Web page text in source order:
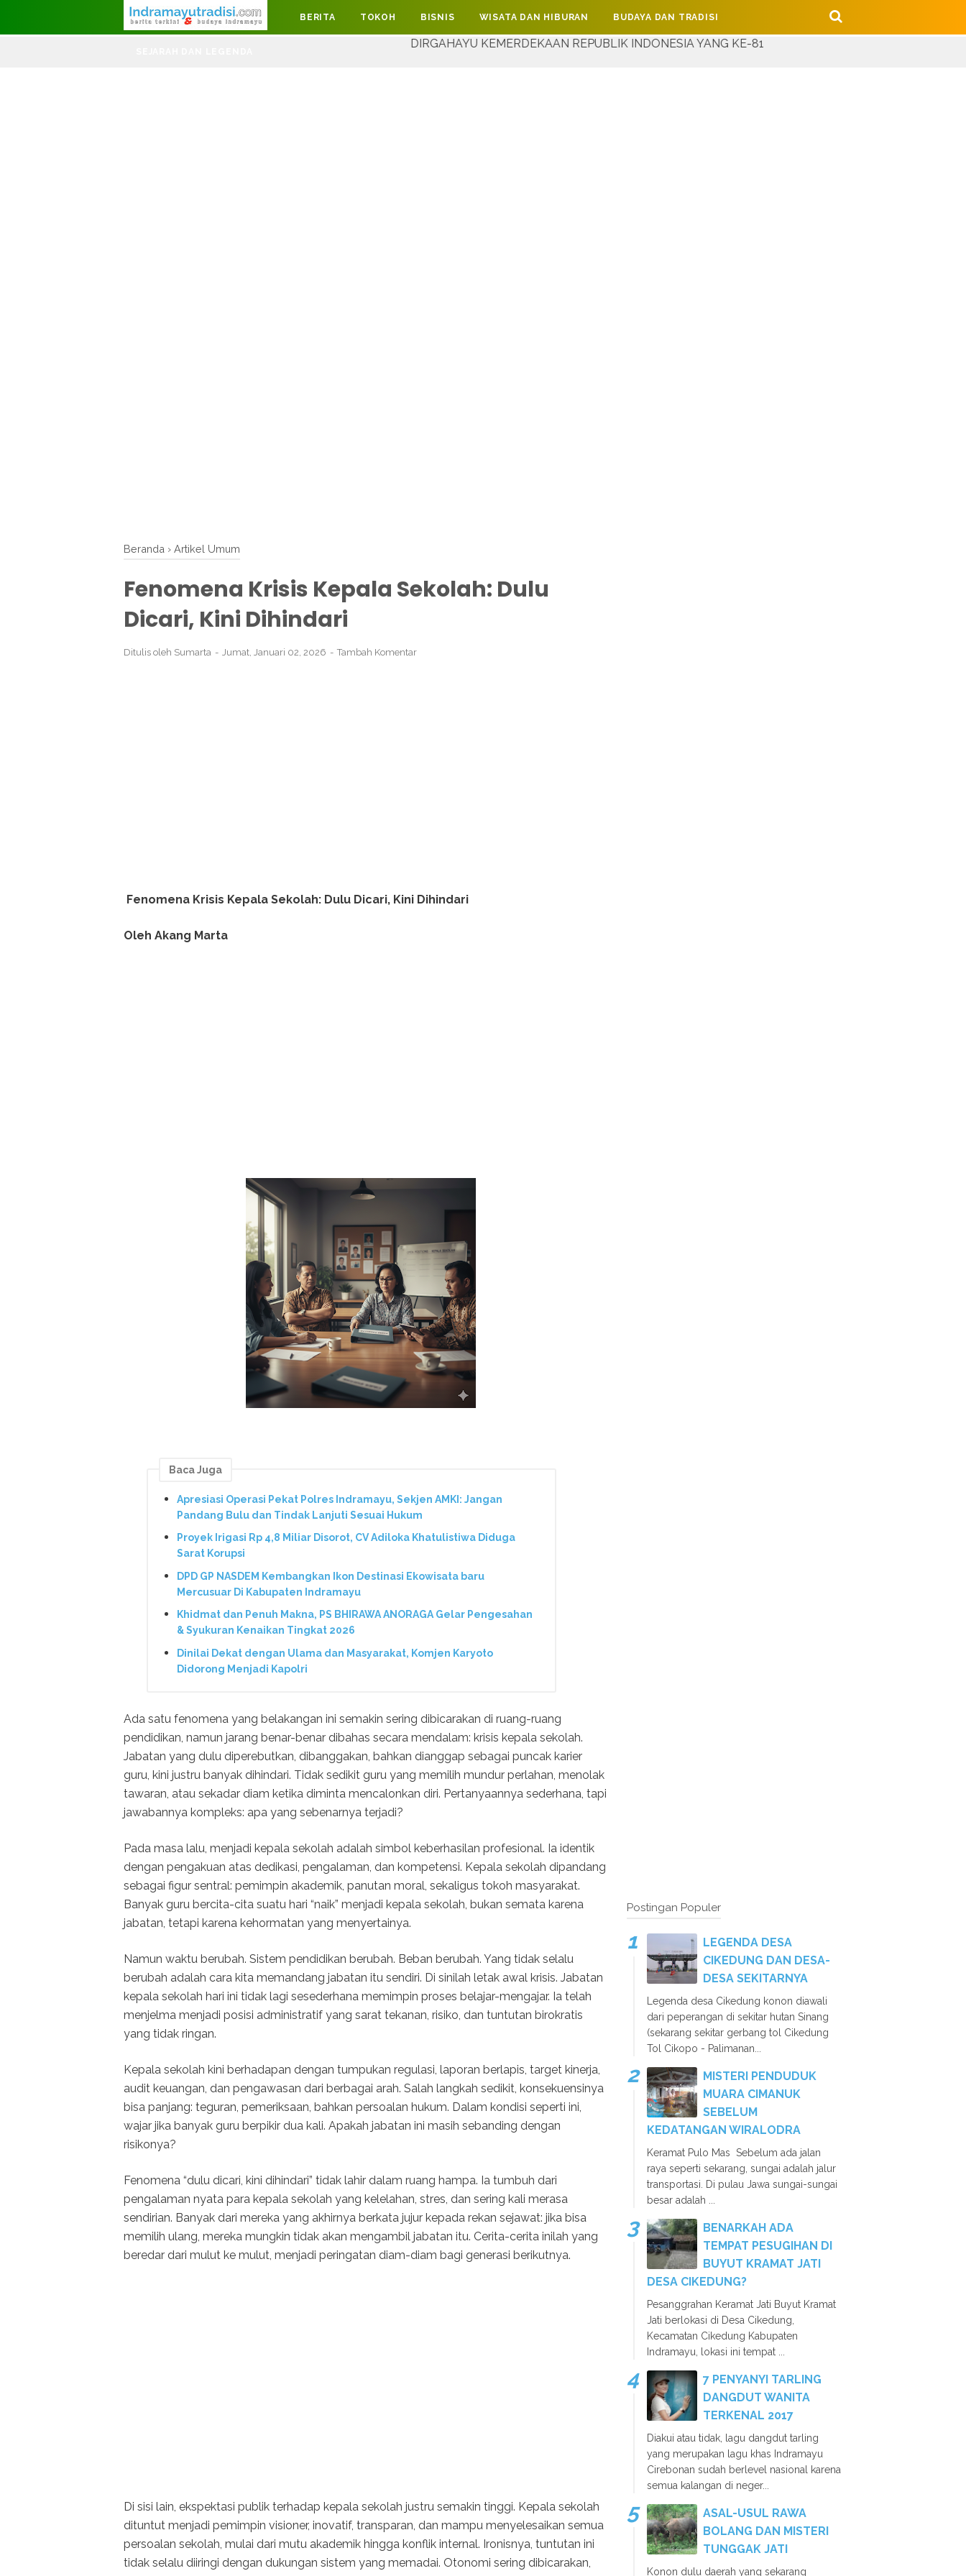
Judul Website
DIRGAHAYU KEMERDEKAAN REPUBLIK INDONESIA YANG KE-81
BERITA TOKOH BISNIS WISATA DAN HIBURAN BUDAYA DAN TRADISI
Beranda › Artikel Umum
Fenomena Krisis Kepala Sekolah: Dulu
Dicari, Kini Dihindari
Ditulis oleh Sumarta Jumat, Januari 02, 2026 Tambah Komentar
Fenomena Krisis Kepala Sekolah: Dulu Dicari, Kini Dihindari
Oleh Akang Marta
Baca Juga
Apresiasi Operasi Pekat Polres Indramayu, Sekjen AMKI: Jangan
Pandang Bulu dan Tindak Lanjuti Sesuai Hukum
Proyek Irigasi Rp 4,8 Miliar Disorot, CV Adiloka Khatulistiwa Diduga
Sarat Korupsi
DPD GP NASDEM Kembangkan Ikon Destinasi Ekowisata baru
Mercusuar Di Kabupaten Indramayu
Khidmat dan Penuh Makna, PS BHIRAWA ANORAGA Gelar Pengesahan
& Syukuran Kenaikan Tingkat 2026
Dinilai Dekat dengan Ulama dan Masyarakat, Komjen Karyoto
Didorong Menjadi Kapolri
Ada satu fenomena yang belakangan ini semakin sering dibicarakan di ruang-ruang
pendidikan, namun jarang benar-benar dibahas secara mendalam: krisis kepala sekolah.
Jabatan yang dulu diperebutkan, dibanggakan, bahkan dianggap sebagai puncak karier
guru, kini justru banyak dihindari. Tidak sedikit guru yang memilih mundur perlahan, menolak
tawaran, atau sekadar diam ketika diminta mencalonkan diri. Pertanyaannya sederhana, tapi
jawabannya kompleks: apa yang sebenarnya terjadi?
Pada masa lalu, menjadi kepala sekolah adalah simbol keberhasilan profesional. Ia identik
dengan pengakuan atas dedikasi, pengalaman, dan kompetensi. Kepala sekolah dipandang
sebagai figur sentral: pemimpin akademik, panutan moral, sekaligus tokoh masyarakat.
Banyak guru bercita-cita suatu hari “naik” menjadi kepala sekolah, bukan semata karena
jabatan, tetapi karena kehormatan yang menyertainya.
Namun waktu berubah. Sistem pendidikan berubah. Beban berubah. Yang tidak selalu
berubah adalah cara kita memandang jabatan itu sendiri. Di sinilah letak awal krisis. Jabatan
kepala sekolah hari ini tidak lagi sesederhana memimpin proses belajar-mengajar. Ia telah
menjelma menjadi posisi administratif yang sarat tekanan, risiko, dan tuntutan birokratis
yang tidak ringan.
Kepala sekolah kini berhadapan dengan tumpukan regulasi, laporan berlapis, target kinerja,
audit keuangan, dan pengawasan dari berbagai arah. Salah langkah sedikit, konsekuensinya
bisa panjang: teguran, pemeriksaan, bahkan persoalan hukum. Dalam kondisi seperti ini,
wajar jika banyak guru berpikir dua kali. Apakah jabatan ini masih sebanding dengan
risikonya?
Fenomena “dulu dicari, kini dihindari” tidak lahir dalam ruang hampa. Ia tumbuh dari
pengalaman nyata para kepala sekolah yang kelelahan, stres, dan sering kali merasa
sendirian. Banyak dari mereka yang akhirnya berkata jujur kepada rekan sejawat: jika bisa
memilih ulang, mereka mungkin tidak akan mengambil jabatan itu. Cerita-cerita inilah yang
beredar dari mulut ke mulut, menjadi peringatan diam-diam bagi generasi berikutnya.
Di sisi lain, ekspektasi publik terhadap kepala sekolah justru semakin tinggi. Kepala sekolah
dituntut menjadi pemimpin visioner, inovatif, transparan, dan mampu menyelesaikan semua
persoalan sekolah, mulai dari mutu akademik hingga konflik internal. Ironisnya, tuntutan ini
tidak selalu diiringi dengan dukungan sistem yang memadai. Otonomi sering dibicarakan,
Postingan Populer
LEGENDA DESA
CIKEDUNG DAN DESA-
DESA SEKITARNYA
Legenda desa Cikedung konon diawali
dari peperangan di sekitar hutan Sinang
(sekarang sekitar gerbang tol Cikedung
Tol Cikopo - Palimanan...
MISTERI PENDUDUK
MUARA CIMANUK
SEBELUM
KEDATANGAN WIRALODRA
Keramat Pulo Mas Sebelum ada jalan
raya seperti sekarang, sungai adalah jalur
transportasi. Di pulau Jawa sungai-sungai
besar adalah ...
BENARKAH ADA
TEMPAT PESUGIHAN DI
BUYUT KRAMAT JATI
DESA CIKEDUNG?
Pesanggrahan Keramat Jati Buyut Kramat
Jati berlokasi di Desa Cikedung,
Kecamatan Cikedung Kabupaten
Indramayu, lokasi ini tempat ...
7 PENYANYI TARLING
DANGDUT WANITA
TERKENAL 2017
Diakui atau tidak, lagu dangdut tarling
yang merupakan lagu khas Indramayu
Cirebonan sudah berlevel nasional karena
semua kalangan di neger...
ASAL-USUL RAWA
BOLANG DAN MISTERI
TUNGGAK JATI
Konon dulu daerah yang sekarang